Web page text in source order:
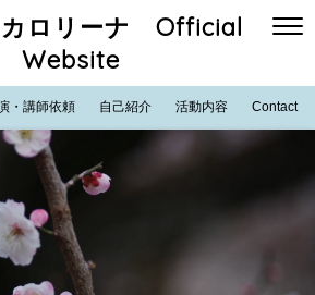
カロリーナ Official
Website
・講師依頼 自己紹介 活動内容 Contact